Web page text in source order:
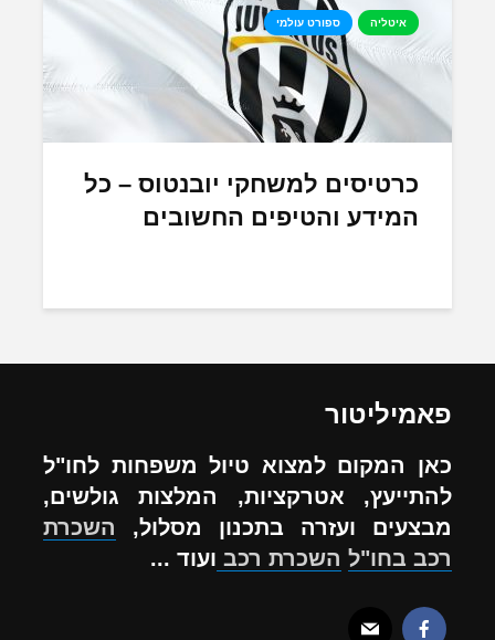
איטליה ספורט עולמי
כרטיסים למשחקי יובנטוס – כל
המידע והטיפים החשובים
פאמיליטור
כאן המקום למצוא טיול משפחות לחו"ל
להתייעץ, אטרקציות, המלצות גולשים,
מבצעים ועזרה בתכנון מסלול, השכרת
רכב בחו"ל השכרת רכב ועוד ...